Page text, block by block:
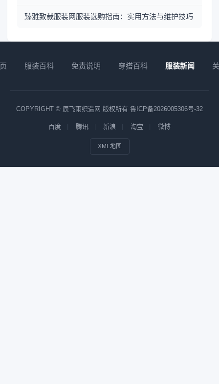
臻雅致裁服装网服装选购指南：实用方法与维护技巧
服装百科 免责说明 穿搭百科 服装新闻
COPYRIGHT © 辰飞雨织造网 版权所有 鲁ICP备2026005306号-32
百度 腾讯 新浪 淘宝 微博
XML地图